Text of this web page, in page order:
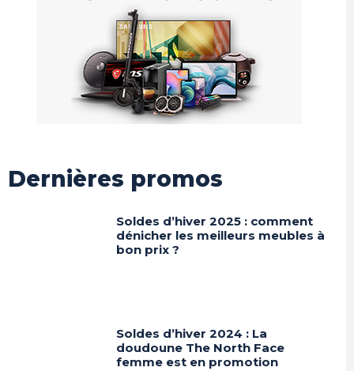
Dernières promos
Soldes d’hiver 2025 : comment
dénicher les meilleurs meubles à
bon prix ?
Soldes d’hiver 2024 : La
doudoune The North Face
femme est en promotion